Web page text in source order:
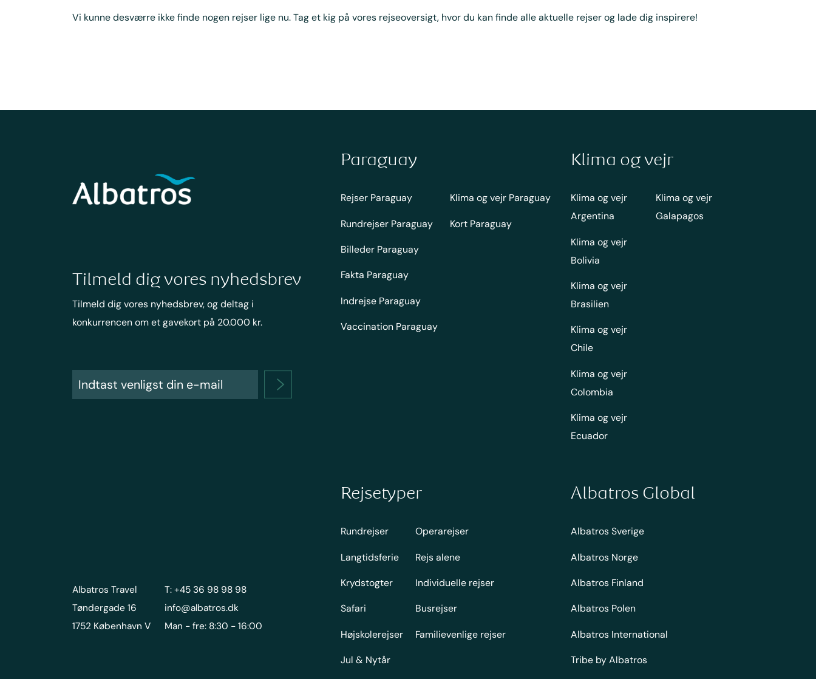
Vi kunne desværre ikke finde nogen rejser lige nu. Tag et kig på vores rejseoversigt, hvor du kan finde alle aktuelle rejser og lade dig inspirere!
Tilmeld dig vores nyhedsbrev
Tilmeld dig vores nyhedsbrev, og deltag i
konkurrencen om et gavekort på 20.000 kr.
Paraguay
Rejser Paraguay
Rundrejser Paraguay
Billeder Paraguay
Fakta Paraguay
Indrejse Paraguay
Vaccination Paraguay
Klima og vejr Paraguay
Kort Paraguay
Klima og vejr
Klima og vejr
Argentina
Klima og vejr
Bolivia
Klima og vejr
Brasilien
Klima og vejr
Chile
Klima og vejr
Colombia
Klima og vejr
Ecuador
Klima og vejr
Galapagos
Albatros Travel
Tøndergade 16
1752 København V
T: +45 36 98 98 98
info@albatros.dk
Man - fre: 8:30 - 16:00
Rejsetyper
Rundrejser
Langtidsferie
Krydstogter
Safari
Højskolerejser
Jul & Nytår
Operarejser
Rejs alene
Individuelle rejser
Busrejser
Familievenlige rejser
Albatros Global
Albatros Sverige
Albatros Norge
Albatros Finland
Albatros Polen
Albatros International
Tribe by Albatros